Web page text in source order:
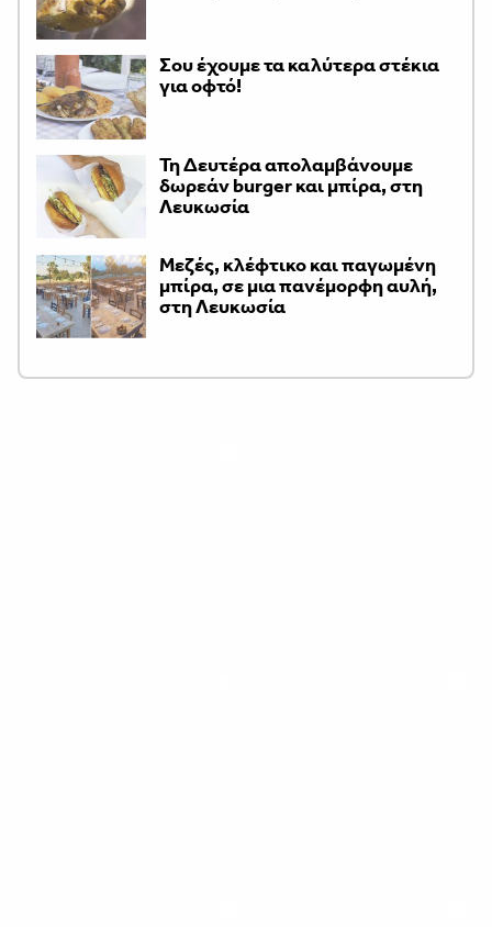
Σου έχουμε τα καλύτερα στέκια
για οφτό!
Τη Δευτέρα απολαμβάνουμε
δωρεάν burger και μπίρα, στη
Λευκωσία
Μεζές, κλέφτικο και παγωμένη
μπίρα, σε μια πανέμορφη αυλή,
στη Λευκωσία